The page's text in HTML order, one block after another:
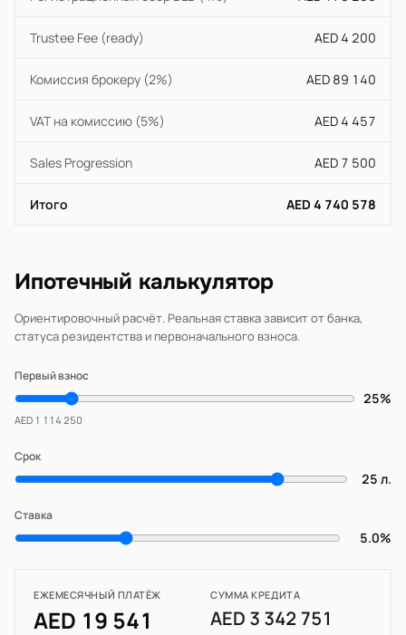
Trustee Fee (ready) AED 4 200
Комиссия брокеру (2%) AED 89 140
VAT на комиссию (5%) AED 4 457
Sales Progression AED 7 500
Итого AED 4 740 578
Ипотечный калькулятор
Ориентировочный расчёт. Реальная ставка зависит от банка,
статуса резидентства и первоначального взноса.
Первый взнос
25%
AED 1 114 250
Срок
25 л.
Ставка
5.0%
ЕЖЕМЕСЯЧНЫЙ ПЛАТЁЖ
AED 19 541
СУММА КРЕДИТА
AED 3 342 751